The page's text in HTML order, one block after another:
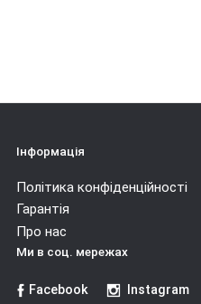
Інформація
Політика конфіденційності
Гарантія
Про нас
Ми в соц. мережах
Facebook
Instagram